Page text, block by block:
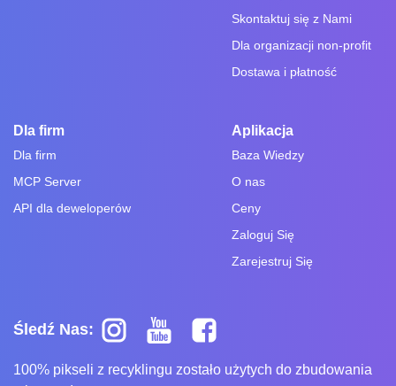
Skontaktuj się z Nami
Dla organizacji non-profit
Dostawa i płatność
Dla firm
Dla firm
MCP Server
API dla deweloperów
Aplikacja
Baza Wiedzy
O nas
Ceny
Zaloguj Się
Zarejestruj Się
Śledź Nas:
100% pikseli z recyklingu zostało użytych do zbudowania